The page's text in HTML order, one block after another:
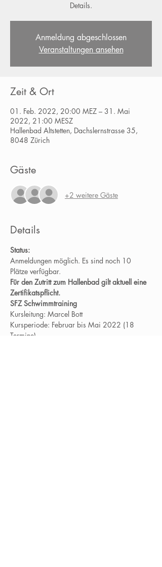
Details.
Anmeldung abgeschlossen
Veranstaltungen ansehen
Zeit & Ort
01. Feb. 2022, 20:00 MEZ – 31. Mai
2022, 21:00 MESZ
Hallenbad Altstetten, Dachslernstrasse 35,
8048 Zürich
Gäste
+2 weitere Gäste
Details
Status:
Anmeldungen möglich. Es sind noch 10
Plätze verfügbar.
Für den Zutritt zum Hallenbad gilt aktuell eine
Zertifikatspflicht.
SFZ Schwimmtraining
Kursleitung: Marcel Bott
Kursperiode: Februar bis Mai 2022 (18
Termine)